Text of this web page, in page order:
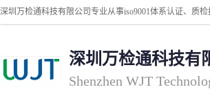
深圳万检通科技有
Shenzhen WJT